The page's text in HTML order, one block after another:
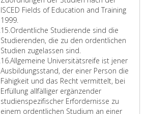
e
e
S
t
u
d
e
n
e
d
e
n
r
f
ü
l
l
e
0
/
3
6
/
E
G
.
S
i
s
l
b
t
s
t
ä
n
d
i
h
t
e
r
t
s
t
ISCED Fields of Education and Training
1999.
t
u
d
i
e
n
f
e
l
15.Z
i
f
f
e
r
1
5
Ordentliche Studierende sind die
Studierenden, die zu den ordentlichen
Studien zugelassen sind.
16.Z
i
f
f
e
r
Allgemeine Universitätsreife ist jener
Ausbildungsstand, der einer Person die
Fähigkeit und das Recht vermittelt, bei
Erfüllung allfälliger ergänzender
studienspezifischer Erfordernisse zu
einem ordentlichen Studium an einer